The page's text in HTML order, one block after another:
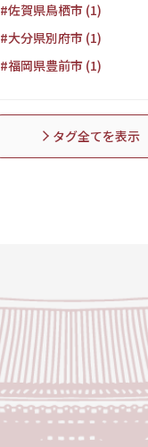
#佐賀県鳥栖市 (1)
#大分県別府市 (1)
#福岡県豊前市 (1)
タグ全てを表示